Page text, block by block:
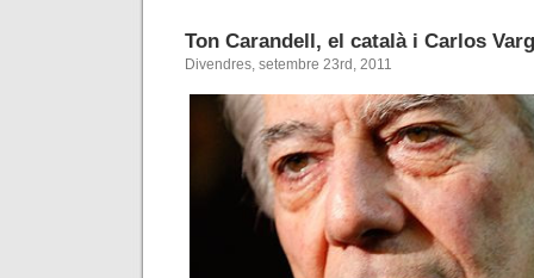
Ton Carandell, el català i Carlos
Divendres, setembre 23rd, 2011